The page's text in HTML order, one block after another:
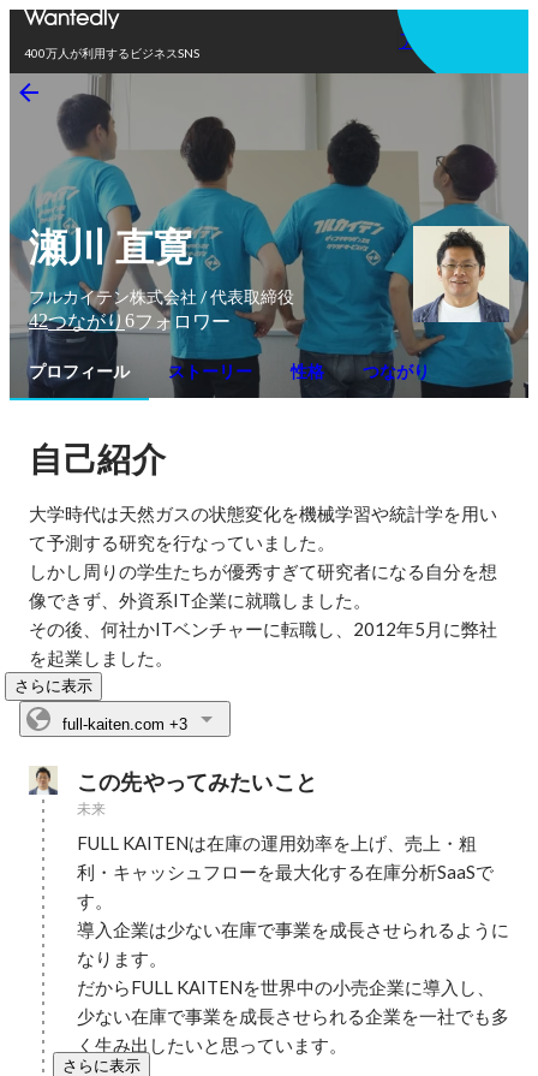
400万人が利用するビジネスSNS
アプリを使う
瀬川 直寛
フルカイテン株式会社 / 代表取締役
42つながり 6フォロワー
プロフィール ストーリー 性格 つながり
自己紹介
大学時代は天然ガスの状態変化を機械学習や統計学を用い
て予測する研究を行なっていました。
しかし周りの学生たちが優秀すぎて研究者になる自分を想
像できず、外資系IT企業に就職しました。
その後、何社かITベンチャーに転職し、2012年5月に弊社
を起業しました。
さらに表示
full-kaiten.com +3
この先やってみたいこと
未来
FULL KAITENは在庫の運用効率を上げ、売上・粗
利・キャッシュフローを最大化する在庫分析SaaSで
す。
導入企業は少ない在庫で事業を成長させられるように
なります。
だからFULL KAITENを世界中の小売企業に導入し、
少ない在庫で事業を成長させられる企業を一社でも多
く生み出したいと思っています。
さらに表示